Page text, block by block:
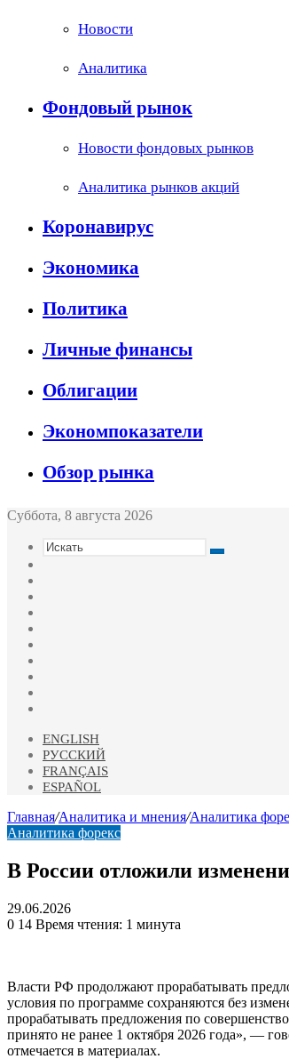
Новости
Аналитика
Фондовый рынок
Новости фондовых рынков
Аналитика рынков акций
Коронавирус
Экономика
Политика
Личные финансы
Облигации
Экономпоказатели
Обзор рынка
Суббота, 8 августа 2026
Искать
ENGLISH
РУССКИЙ
FRANÇAIS
ESPAÑOL
Главная/Аналитика и мнения/Аналитика
Аналитика форекс
В России отложили
29.06.2026
0 14 Время чтения: 1 минута
Власти РФ продолжают прорабатывать
условия по программе сохраняются без
прорабатывать предложения по
принято не ранее 1 октября 2026 года», —
отмечается в материалах.